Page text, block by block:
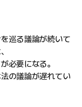
巡る議論が続いて
必要になる。
の議論が遅れてい